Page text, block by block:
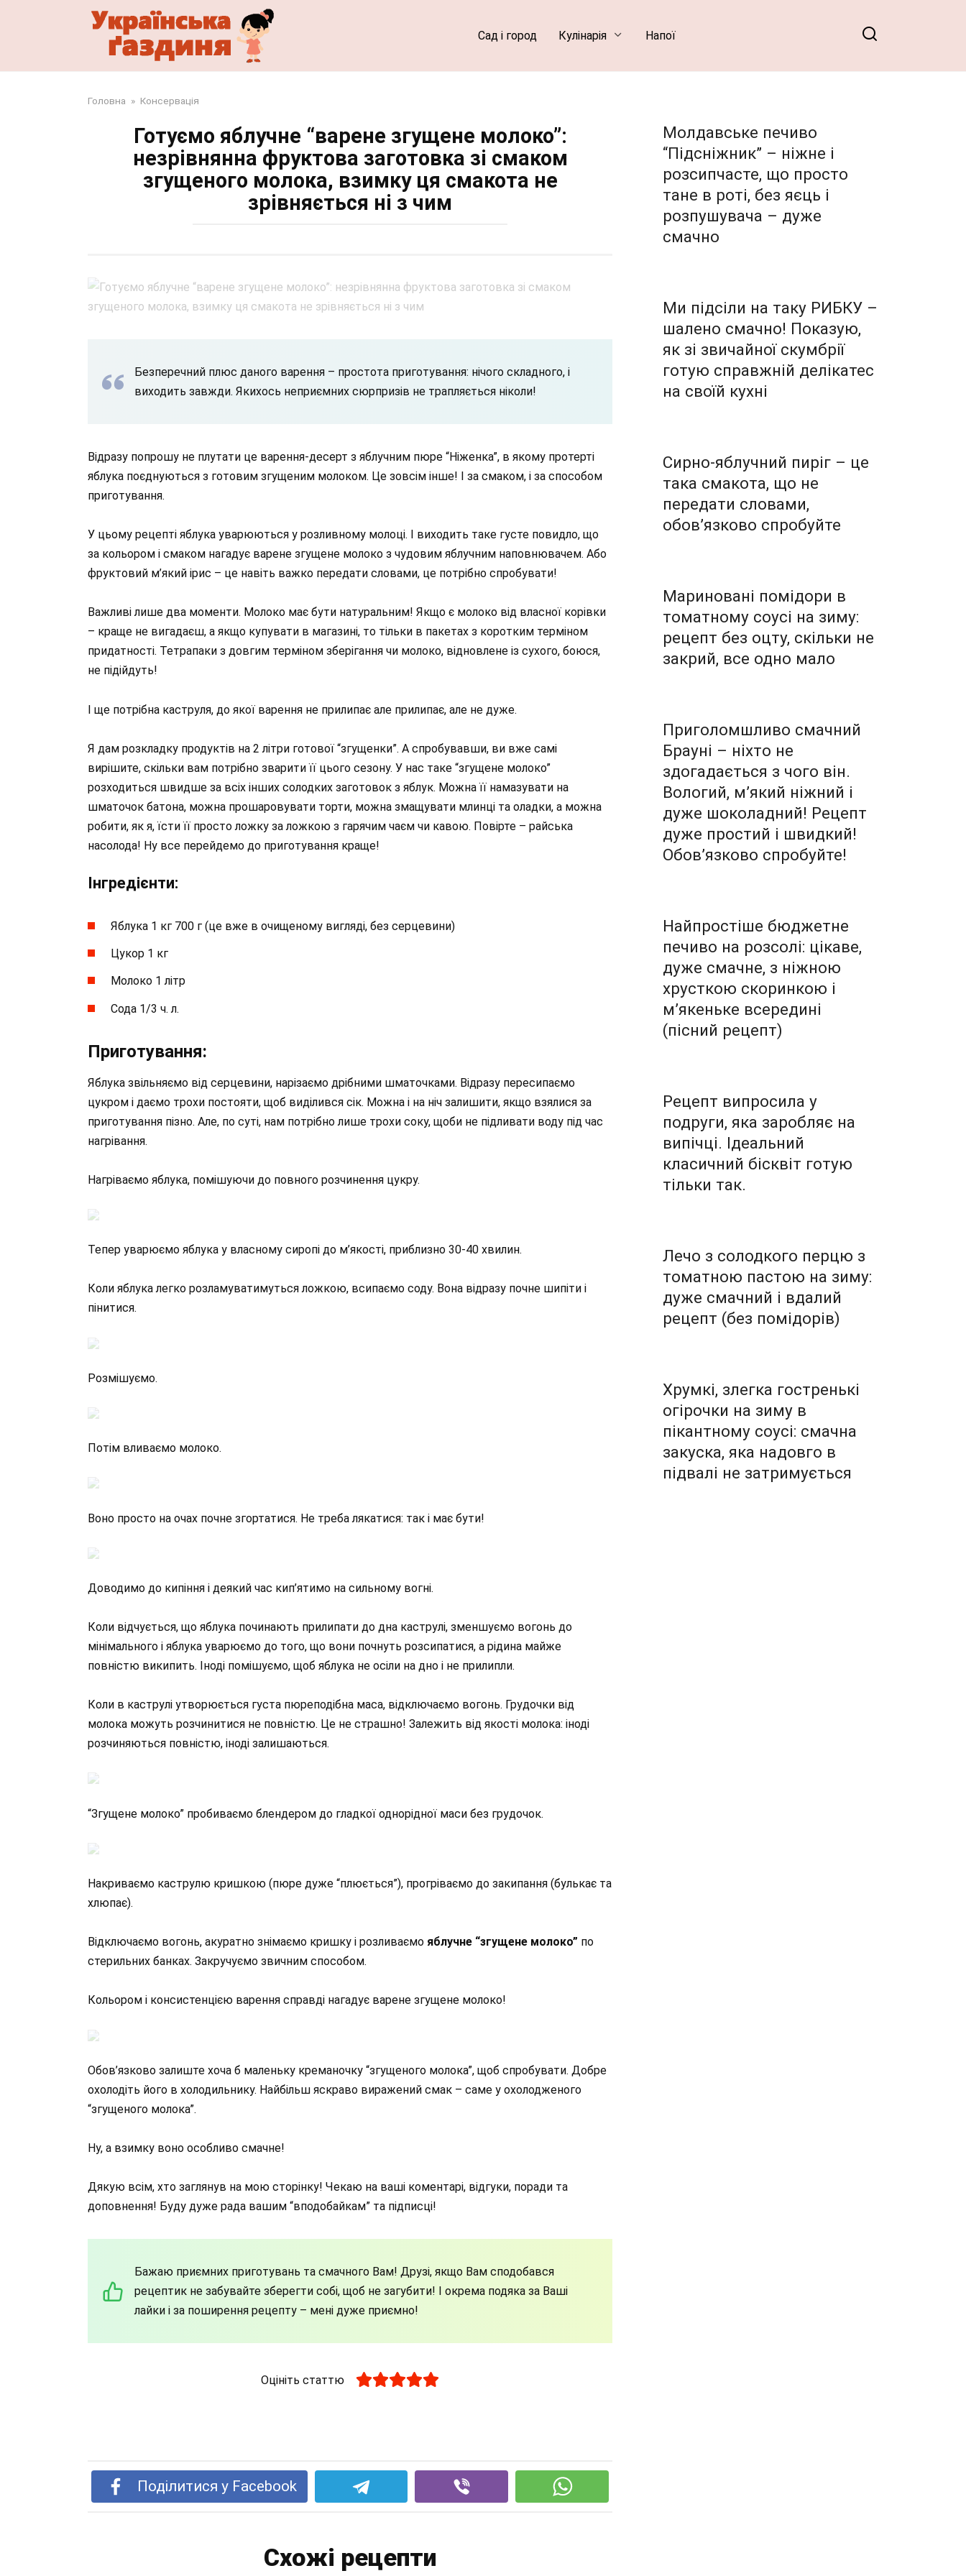
Сад і город Кулінарія Напої
Головна » Консервація
Готуємо яблучне “варене згущене молоко”:
незрівнянна фруктова заготовка зі смаком
згущеного молока, взимку ця смакота не
зрівняється ні з чим
Безперечний плюс даного варення – простота приготування: нічого складного, і
виходить завжди. Якихось неприємних сюрпризів не трапляється ніколи!
Відразу попрошу не плутати це варення-десерт з яблучним пюре “Ніженка”, в якому протерті
яблука поєднуються з готовим згущеним молоком. Це зовсім інше! І за смаком, і за способом
приготування.
У цьому рецепті яблука уварюються у розливному молоці. І виходить таке густе повидло, що
за кольором і смаком нагадує варене згущене молоко з чудовим яблучним наповнювачем. Або
фруктовий м’який ірис – це навіть важко передати словами, це потрібно спробувати!
Важливі лише два моменти. Молоко має бути натуральним! Якщо є молоко від власної корівки
– краще не вигадаєш, а якщо купувати в магазині, то тільки в пакетах з коротким терміном
придатності. Тетрапаки з довгим терміном зберігання чи молоко, відновлене із сухого, боюся,
не підійдуть!
І ще потрібна каструля, до якої варення не прилипає але прилипає, але не дуже.
Я дам розкладку продуктів на 2 літри готової “згущенки”. А спробувавши, ви вже самі
вирішите, скільки вам потрібно зварити її цього сезону. У нас таке “згущене молоко”
розходиться швидше за всіх інших солодких заготовок з яблук. Можна її намазувати на
шматочок батона, можна прошаровувати торти, можна змащувати млинці та оладки, а можна
робити, як я, їсти її просто ложку за ложкою з гарячим чаєм чи кавою. Повірте – райська
насолода! Ну все перейдемо до приготування краще!
Інгредієнти:
Яблука 1 кг 700 г (це вже в очищеному вигляді, без серцевини)
Цукор 1 кг
Молоко 1 літр
Сода 1/3 ч. л.
Приготування:
Яблука звільняємо від серцевини, нарізаємо дрібними шматочками. Відразу пересипаємо
цукром і даємо трохи постояти, щоб виділився сік. Можна і на ніч залишити, якщо взялися за
приготування пізно. Але, по суті, нам потрібно лише трохи соку, щоби не підливати воду під час
нагрівання.
Нагріваємо яблука, помішуючи до повного розчинення цукру.
Тепер уварюємо яблука у власному сиропі до м’якості, приблизно 30-40 хвилин.
Коли яблука легко розламуватимуться ложкою, всипаємо соду. Вона відразу почне шипіти і
пінитися.
Розмішуємо.
Потім вливаємо молоко.
Воно просто на очах почне згортатися. Не треба лякатися: так і має бути!
Доводимо до кипіння і деякий час кип’ятимо на сильному вогні.
Коли відчується, що яблука починають прилипати до дна каструлі, зменшуємо вогонь до
мінімального і яблука уварюємо до того, що вони почнуть розсипатися, а рідина майже
повністю википить. Іноді помішуємо, щоб яблука не осіли на дно і не прилипли.
Коли в каструлі утворюється густа пюреподібна маса, відключаємо вогонь. Грудочки від
молока можуть розчинитися не повністю. Це не страшно! Залежить від якості молока: іноді
розчиняються повністю, іноді залишаються.
“Згущене молоко” пробиваємо блендером до гладкої однорідної маси без грудочок.
Накриваємо каструлю кришкою (пюре дуже “плюється”), прогріваємо до закипання (булькає та
хлюпає).
Відключаємо вогонь, акуратно знімаємо кришку і розливаємо яблучне “згущене молоко” по
стерильних банках. Закручуємо звичним способом.
Кольором і консистенцією варення справді нагадує варене згущене молоко!
Обов’язково залиште хоча б маленьку креманочку “згущеного молока”, щоб спробувати. Добре
охолодіть його в холодильнику. Найбільш яскраво виражений смак – саме у охолодженого
“згущеного молока”.
Ну, а взимку воно особливо смачне!
Дякую всім, хто заглянув на мою сторінку! Чекаю на ваші коментарі, відгуки, поради та
доповнення! Буду дуже рада вашим “вподобайкам” та підписці!
Бажаю приємних приготувань та смачного Вам! Друзі, якщо Вам сподобався
рецептик не забувайте зберегти собі, щоб не загубити! І окрема подяка за Ваші
лайки і за поширення рецепту – мені дуже приємно!
Оцініть статтю
Поділитися у Facebook
Схожі рецепти
Молдавське печиво
“Підсніжник” – ніжне і
розсипчасте, що просто
тане в роті, без яєць і
розпушувача – дуже
смачно
Ми підсіли на таку РИБКУ –
шалено смачно! Показую,
як зі звичайної скумбрії
готую справжній делікатес
на своїй кухні
Сирно-яблучний пиріг – це
така смакота, що не
передати словами,
обов’язково спробуйте
Мариновані помідори в
томатному соусі на зиму:
рецепт без оцту, скільки не
закрий, все одно мало
Приголомшливо смачний
Брауні – ніхто не
здогадається з чого він.
Вологий, м’який ніжний і
дуже шоколадний! Рецепт
дуже простий і швидкий!
Обов’язково спробуйте!
Найпростіше бюджетне
печиво на розсолі: цікаве,
дуже смачне, з ніжною
хрусткою скоринкою і
м’якеньке всередині
(пісний рецепт)
Рецепт випросила у
подруги, яка заробляє на
випічці. Ідеальний
класичний бісквіт готую
тільки так.
Лечо з солодкого перцю з
томатною пастою на зиму:
дуже смачний і вдалий
рецепт (без помідорів)
Хрумкі, злегка гостренькі
огірочки на зиму в
пікантному соусі: смачна
закуска, яка надовго в
підвалі не затримується